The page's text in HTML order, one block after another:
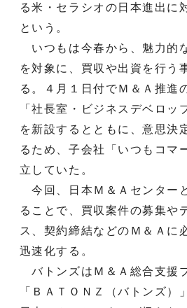
る米・セラシオの日本進出に
という。
いつもは今春から、魅力的
を対象に、買収や出資を行う
る。４月１日付でＭ＆Ａ推進
「社長室・ビジネスデベロッ
を新設するとともに、意思決
るため、子会社「いつもコマ
立していた。
今回、日本Ｍ＆Ａセンター
ることで、買収案件の募集や
ス、契約締結などのＭ＆Ａに
迅速化する。
バトンズはＭ＆Ａ総合支援
「ＢＡＴＯＮＺ（バトンズ）